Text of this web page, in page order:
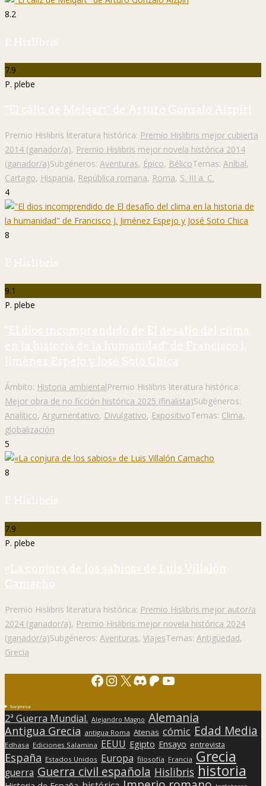
8.2
P. Hislibris
7.9
P. plebe
"El cáliz de Melqart" de Arturo Gonzalo Aizpiri
Premio Hislibris literatura histórica: Premio Hislibris mejor cubierta
2014 (ganador/a), Premio Hislibris mejor novela histórica 2014
(ganador/a)Subgéneros: Aventuras, Épico, BélicoTemas: Aníbal,
Cartago, Hispania, República romana, Roma, S. III a. C.
4
8
P. Hislibris
9.1
P. plebe
"El dios incomprendido de El desafío del clima
en la historia de la humanidad" de Francisco J.
Jiménez Espejo y José Soto Chica
Ámbito: Historia ambientalPremio Hislibris literatura histórica:
Mejor obra de no ficción histórica 2025 (finalista)Subgéneros:
Analítico, Argumentativo, Divulgativo, ExpositivoTemas: Clima,
globalización
5
8
P. Hislibris
7.9
P. plebe
«La conjura de los sabios» de Luis Villalón
Camacho
Premio Hislibris literatura histórica: Premio Hislibris mejor autor/a
2024 (ganador/a), Premio Hislibris mejor novela histórica 2024
(ganador/a)Subgéneros: Aventuras, ViajesTemas: Antigüedad,
Grecia
Facebook
Instagram
X Discord
Patreon
YouTube
Sorpresa
2ª Guerra Mundial. Alejandro Magno Alemania
Antigua Grecia antigua Roma Atenas cómic Edad Media
Edhasa Ediciones Salamina EEUU Egipto Ensayo entrevista
España Estados Unidos Europa filosofía Francia Grecia
guerra Guerra civil española Hislibris historia